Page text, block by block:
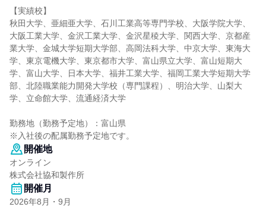
【実績校】
秋田大学、亜細亜大学、石川工業高等専門学校、大阪学院大学、
大阪工業大学、金沢工業大学、金沢星稜大学、関西大学、京都産
業大学、金城大学短期大学部、高岡法科大学、中京大学、東海大
学、東京電機大学、東京都市大学、富山県立大学、富山短期大
学、富山大学、日本大学、福井工業大学、福岡工業大学短期大学
部、北陸職業能力開発大学校（専門課程）、明治大学、山梨大
学、立命館大学、流通経済大学
勤務地（勤務予定地）：富山県
※入社後の配属勤務予定地です。
開催地
オンライン
株式会社協和製作所
開催月
2026年8月・9月